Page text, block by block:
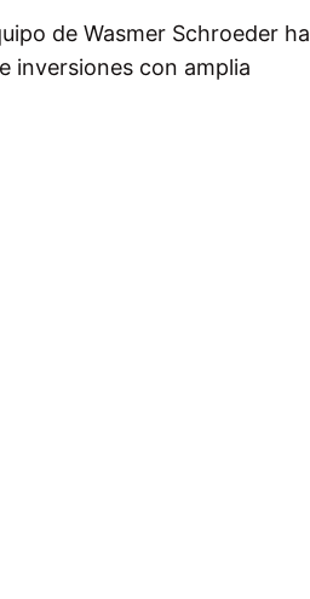
de Wasmer Schroeder ha
inversiones con amplia